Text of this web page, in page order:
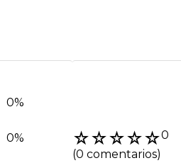
☆☆☆☆☆0
(0 comentarios)
0%
0%